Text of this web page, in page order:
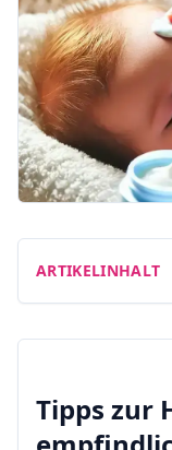
ARTIKELINHALT
Tipps zur